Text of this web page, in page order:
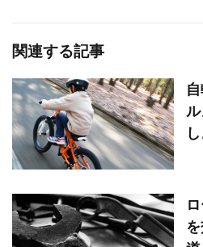
関連する記事